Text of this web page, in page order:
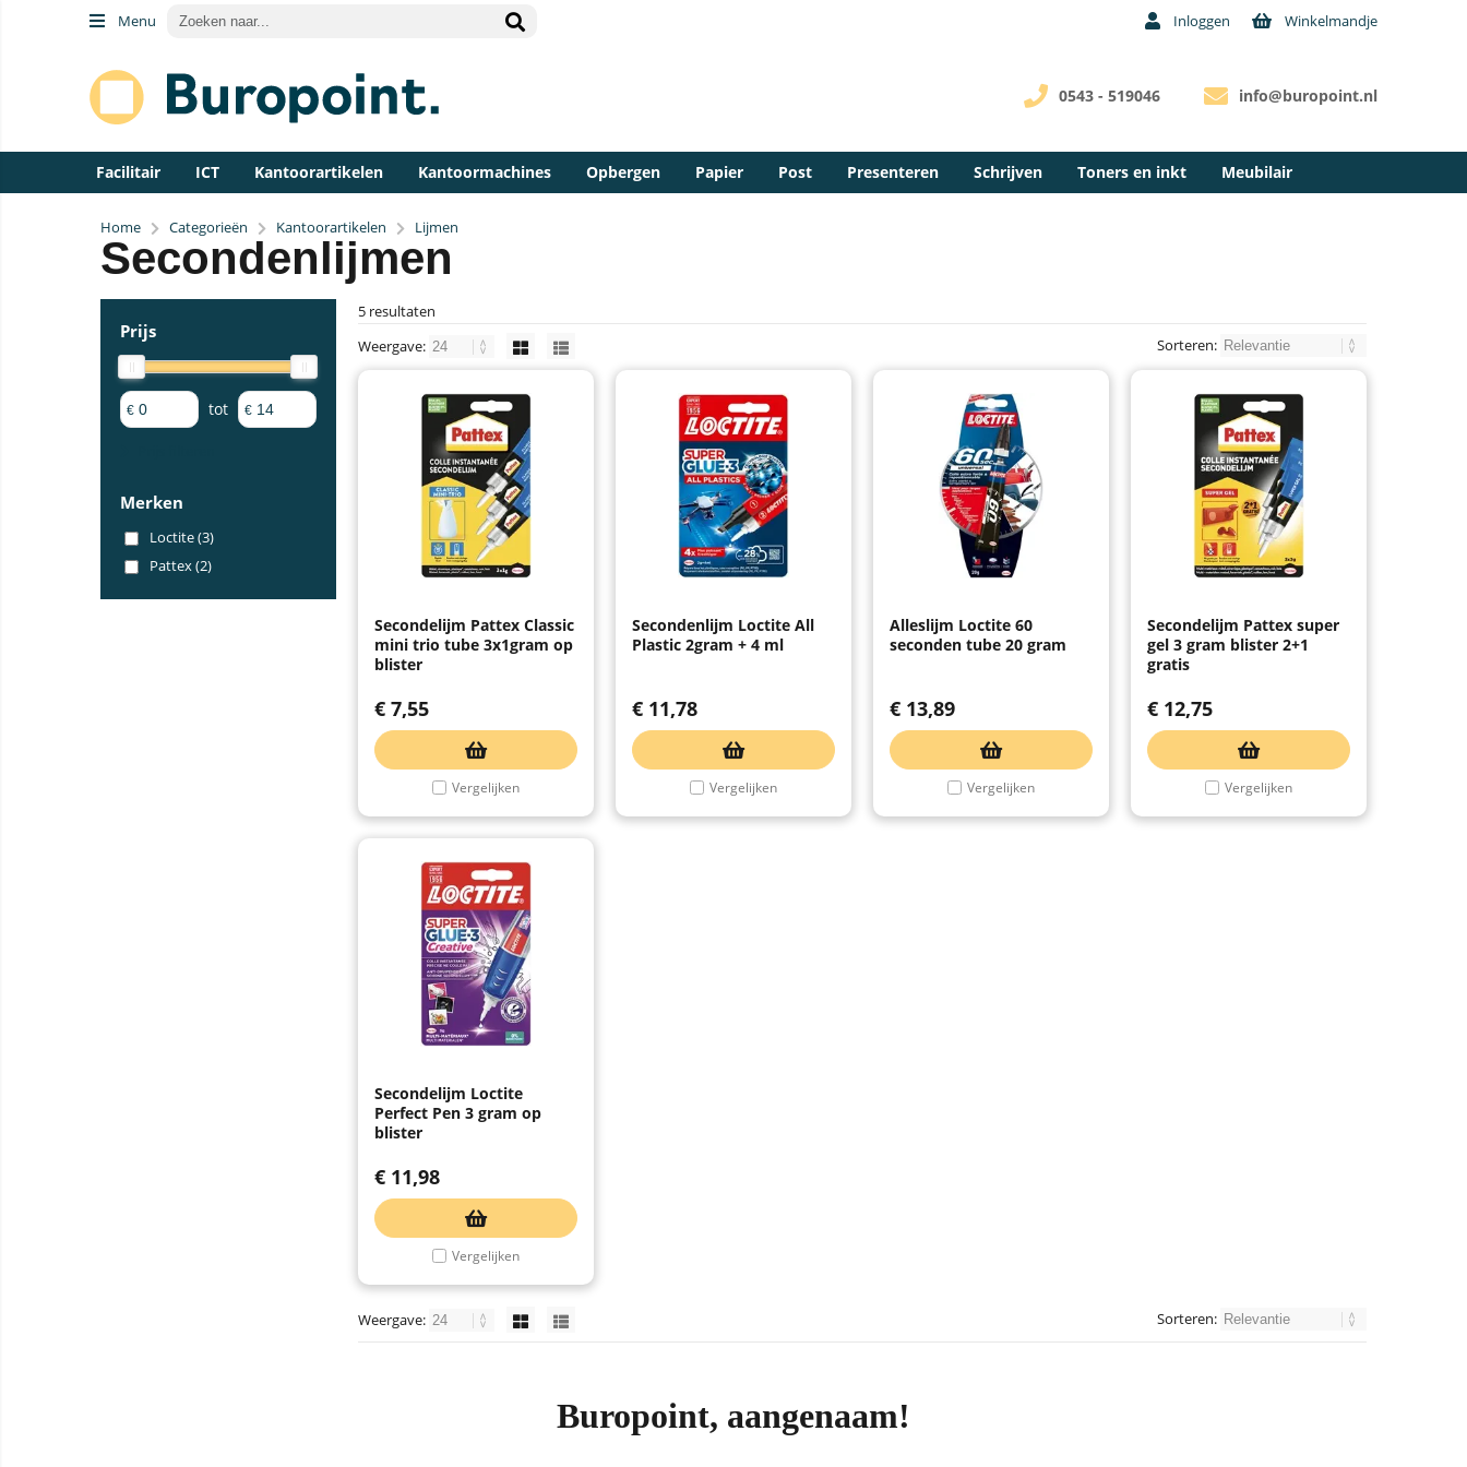
Menu Inloggen Winkelmandje
info@buropoint.nl
0543 - 519046
Facilitair ICT Kantoorartikelen Kantoormachines Opbergen Papier Post Presenteren Schrijven Toners en inkt Meubilair
Home Categorieën Kantoorartikelen Lijmen
Secondenlijmen
Prijs
€ tot €
Merken
Loctite (3)
Pattex (2)
5 resultaten
Weergave:
Sorteren:
Secondelijm Pattex Classic
mini trio tube 3x1gram op
blister
€ 7,55
Vergelijken
Secondenlijm Loctite All
Plastic 2gram + 4 ml
€ 11,78
Vergelijken
Alleslijm Loctite 60
seconden tube 20 gram
€ 13,89
Vergelijken
Secondelijm Pattex super
gel 3 gram blister 2+1
gratis
€ 12,75
Vergelijken
Secondelijm Loctite
Perfect Pen 3 gram op
blister
€ 11,98
Vergelijken
Weergave: Sorteren:
Buropoint, aangenaam!